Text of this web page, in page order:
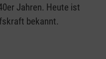
Jahren. Heute ist
bekannt.